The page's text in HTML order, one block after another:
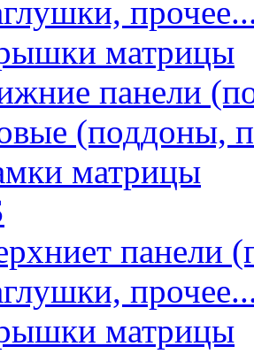
матрицы
панели
(поддоны,
матрицы
панели
матрицы